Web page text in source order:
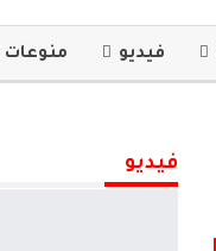
فيديو منوعات
فيديو